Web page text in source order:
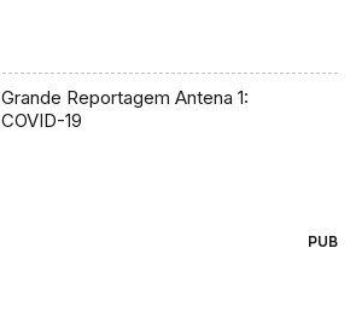
Grande Reportagem Antena 1:
COVID-19
PUB